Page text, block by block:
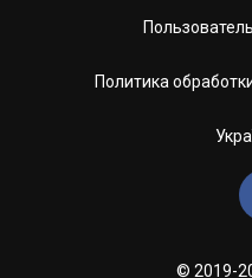
Политика
© 2019-